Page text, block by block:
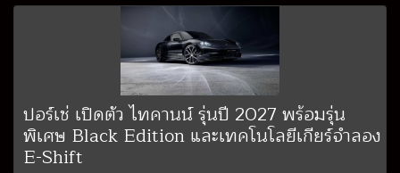
ปอร์เช่ เปิดตัว ไทคานน์ รุ่นปี 2027 พร้อมรุ่น
พิเศษ Black Edition และเทคโนโลยีเกียร์จำลอง
E-Shift